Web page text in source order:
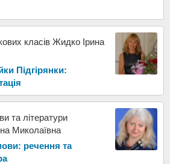
класів Жидко Ірина
Підгірянки:
та літератури
Миколаївна
речення та